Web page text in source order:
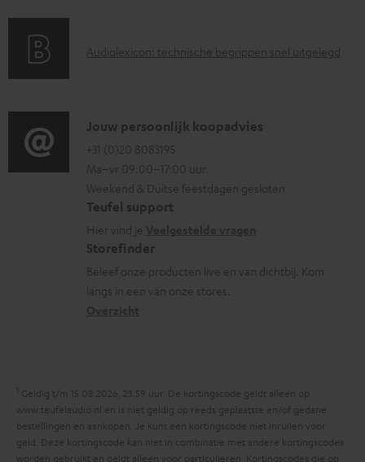
m
t
e
n
n
r
m
a
t
i
e
n
e
i
n
f
o
r
m
a
A
i
o
g
l
o
s
s
a
Audiolexicon: technische begrippen snel uitgelegd
C
o
n
t
a
c
t
i
r
m
a
Jouw persoonlijk koopadvies
+31 (0)20 8083195
Ma–vr 09:00–17:00 uur.
Weekend & Duitse feestdagen gesloten
Teufel support
Hier vind je
Storefinder
Beleef onze producten live en van dichtbij. Kom
langs in een van onze stores.
1 Geldig t/m 15.08.2026, 23:59 uur. De kortingscode geldt alleen op
www.teufelaudio.nl en is niet geldig op reeds geplaatste en/of gedane
bestellingen en aankopen. Je kunt een kortingscode niet inruilen voor
geld. Deze kortingscode kan niet in combinatie met andere kortingscodes
worden gebruikt en geldt alleen voor particulieren. Kortingscodes die op